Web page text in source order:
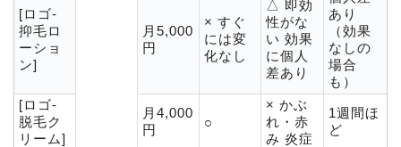
[ロゴ-
抑毛ロ
ーショ
ン]
月5,000
円
× すぐ
には変
化なし
△ 即効
性がな
い 効果
に個人
差あり
あり
（効果
なしの
場合
も）
[ロゴ-
脱毛ク
リーム]
月4,000
円
○
× かぶ
れ・赤
み 炎症
1週間ほ
ど